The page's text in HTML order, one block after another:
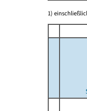
1)